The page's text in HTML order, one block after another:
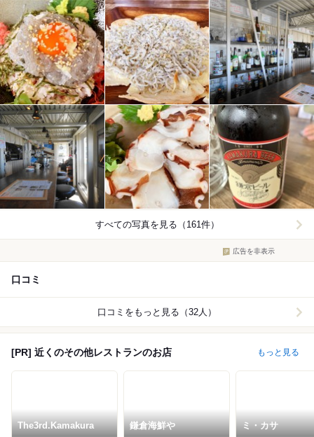
すべての写真を見る（161件）
広告を非表示
口コミ
口コミをもっと見る（32人）
[PR] 近くのその他レストランのお店 もっと見る
The3rd.Kamakura 鎌倉海鮮や ミ・カサ